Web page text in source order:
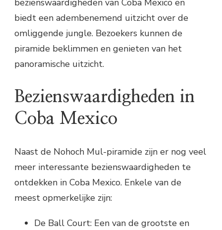
bezienswaardigheden van Coba Mexico en
biedt een adembenemend uitzicht over de
omliggende jungle. Bezoekers kunnen de
piramide beklimmen en genieten van het
panoramische uitzicht.
Bezienswaardigheden in
Coba Mexico
Naast de Nohoch Mul-piramide zijn er nog veel
meer interessante bezienswaardigheden te
ontdekken in Coba Mexico. Enkele van de
meest opmerkelijke zijn:
De Ball Court: Een van de grootste en